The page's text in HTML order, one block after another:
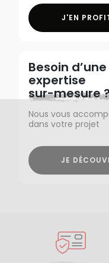
J'EN
Besoin d’une
expertise
sur-mesure
Nous vous
dans votre projet
JE